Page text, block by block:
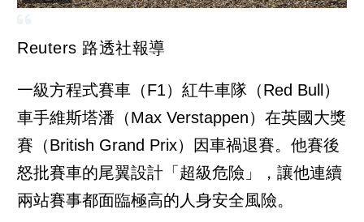
Reuters 路透社報導
一級方程式賽車（F1）紅牛車隊（Red Bull）
車手維斯塔潘（Max Verstappen）在英國大獎
賽（British Grand Prix）因車禍退賽。他賽後
怒批賽車的尾翼設計「超級危險」，讓他連續
兩站賽事都面臨極高的人身安全風險。